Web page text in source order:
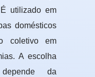
utilizado em
domésticos
coletivo em
A escolha
da